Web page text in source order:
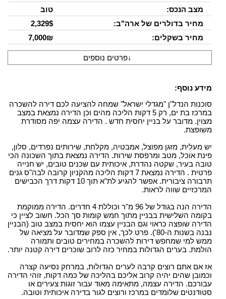
מצב הנכס:
טוב
מחיר בדולרים של ארה"ב:
2,329$
מחיר בשקלים:
7,000₪
↓פרטים נוספים
מידע נוסף:
סוכנות הנדל"ן "מגדלי ישראל" שמחה להציעה לכם דירה להשכרה
במרכז בת ים, רק 5 דקות הליכה מהים וכן הדירה נמצאת במצב
מצוין. מדובר על בניין יחסית חדש . הדירה עצמה יפה מסודרת
משופצת.
יש מעלית, מזגן מפוצל, אמבטיה, מקלחת, שירותים נפרדים, סלון,
פינת אוכל, מטב ומרפסת שירות. הדירה נמצאת בתוך השכונה הכי
טובה בעיר, שקטה נהדרת, איכותית עם שכנים טובים, יש חנייה
פרטית . הדירה נמצאת 7 דקות הליכה מהקניון קרובה לבה"ס גנים
תרבורה ציבורית. אפשר להגיע לת"א תוך 10 דקות דרך הכבישים
המרכזיים שווה לראות.
הדירה הנה בגודל של 96 מ"ר וכוללת 4 חדרים. הדירה ממוקמת
בקומה השלישית בבניין מתוך חמש קומות סך הכל. חשוב לציין כי
הדירה שופצה כראוי וגם הבניין עצמו הוא יחסית במצב טוב (הבניין
נבנה בשנות ה-80'). פרט לכך, אין ספק שמדובר על מציאה של
ממש למי שמחפש דירות להשכרה במחירים טובים ותמורה
הולמת. בערים הגדולות במחיר כזה לרוב שוכרים דירה קטנה יותר.
אז אם אתם רוצים קרבה לערים הגדולות, במרחק נסיעה קצרה
וכמובן שהים יהיה קרוב אליכם בהליכה של כמה דקות, זוהי הדירה
עבורכם. הדירה עצמה, מתאימה מאוד עבור זוגות צעירים או
סטודנטים שלומדים במרכז ורוצים לגור בדירה איכותית וטובה.